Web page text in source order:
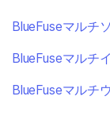
BlueFuseマルチ
BlueFuseマルチ
BlueFuseマルチ